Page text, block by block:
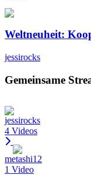
Weltneuheit:
jessirocks
Gemeinsame
jessirocks
4 Videos
metashi12
1 Video